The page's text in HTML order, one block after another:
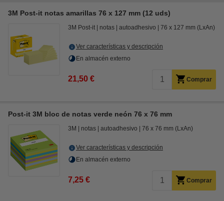
3M Post-it notas amarillas 76 x 127 mm (12 uds)
3M Post-it notas autoadhesivo 76 x 127 mm (LxAn)
Ver características y descripción
En almacén externo
21,50 € Comprar
Post-it 3M bloc de notas verde neón 76 x 76 mm
3M notas autoadhesivo 76 x 76 mm (LxAn)
Ver características y descripción
En almacén externo
7,25 € Comprar